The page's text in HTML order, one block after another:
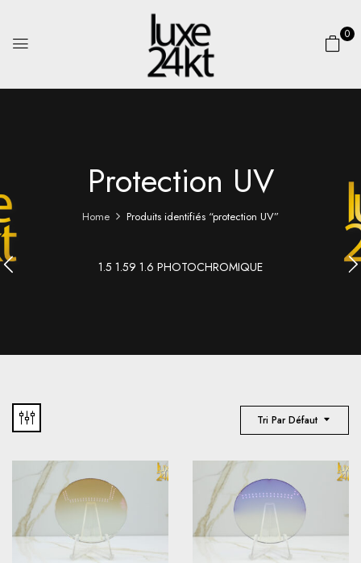
0
Protection UV
Home Produits identifiés “protection UV”
1.5 1.59 1.6 PHOTOCHROMIQUE
Tri Par Défaut